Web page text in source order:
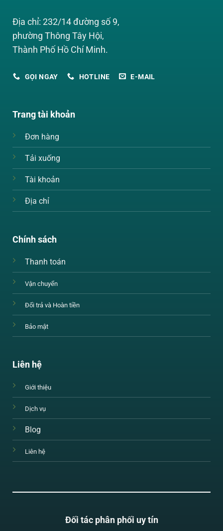
Địa chỉ: 232/14 đường số 9,
phường Thông Tây Hội,
Thành Phố Hồ Chí Minh.
GỌI NGAY HOTLINE E-MAIL
Trang tài khoản
Đơn hàng
Tải xuống
Tài khoản
Địa chỉ
Chính sách
Thanh toán
Vận chuyển
Đổi trả và Hoàn tiền
Bảo mật
Liên hệ
Giới thiệu
Dịch vụ
Blog
Liên hệ
Đối tác phân phối uy tín